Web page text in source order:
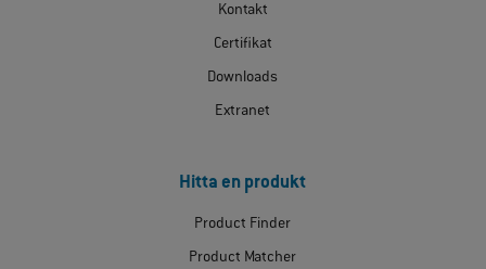
Kontakt
Certifikat
Downloads
Extranet
Hitta en produkt
Product Finder
Product Matcher